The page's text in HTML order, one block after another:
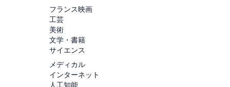
フランス映画
工芸
美術
文学・書籍
サイエンス
メディカル
インターネット
人工知能